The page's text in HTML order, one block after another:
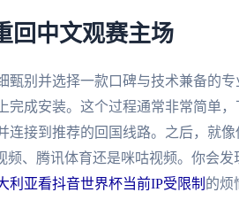
回中文观赛主场
甄别并选择一款口碑与技术兼备的
完成安装。这个过程通常非常简单
连接到推荐的回国线路。之后，就
、腾讯体育还是咪咕视频。你会发
利亚看抖音世界杯当前IP受限制 的烦